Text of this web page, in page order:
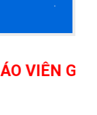
GIỎI,